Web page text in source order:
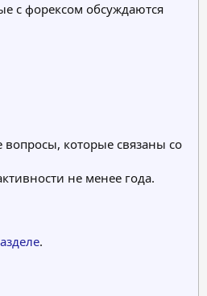
с форексом обсуждаются
которые связаны со
не менее года.
.